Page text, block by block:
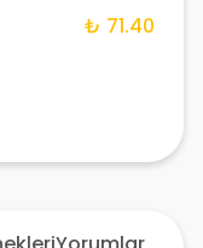
₺ 71.40